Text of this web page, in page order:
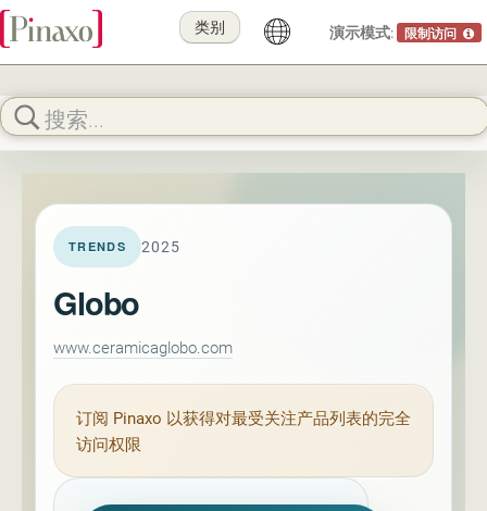
演示模式: 限制访问
类别
TRENDS 2025
Globo
www.ceramicaglobo.com
订阅 Pinaxo 以获得对最受关注产品列表的完全
访问权限